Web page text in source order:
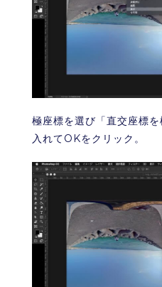
極座標を選び「直交座標
入れてOKをクリック。